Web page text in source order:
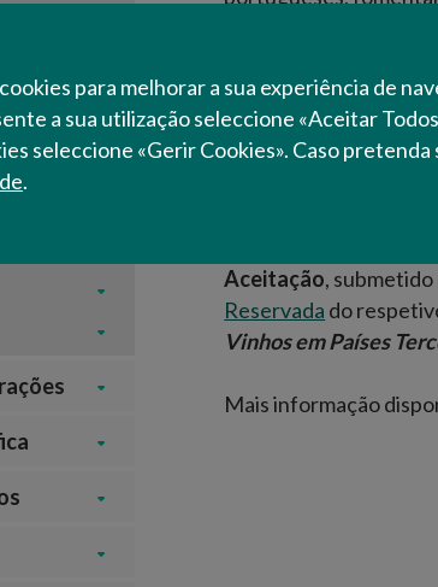
para melhorar a sua experiência de
a sua utilização seleccione «Aceitar
seleccione «Gerir Cookies». Caso pretenda
.
Países
segmentos de preço
dos vinhos de
Aceitação,
Reservada do
Vinhos em Países
Mais informação